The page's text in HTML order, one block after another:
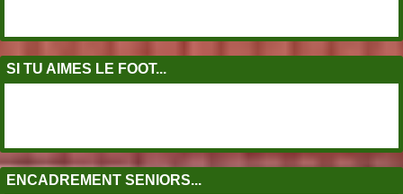
SI TU AIMES LE FOOT...
ENCADREMENT SENIORS...